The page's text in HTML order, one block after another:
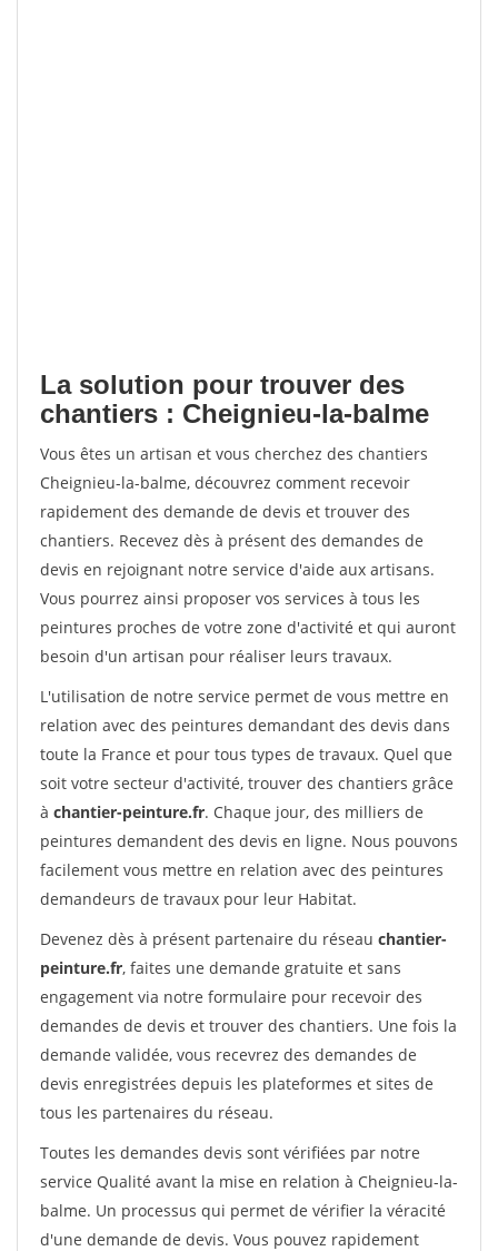
La solution pour trouver des
chantiers : Cheignieu-la-balme
Vous êtes un artisan et vous cherchez des chantiers
Cheignieu-la-balme, découvrez comment recevoir
rapidement des demande de devis et trouver des
chantiers. Recevez dès à présent des demandes de
devis en rejoignant notre service d'aide aux artisans.
Vous pourrez ainsi proposer vos services à tous les
peintures proches de votre zone d'activité et qui auront
besoin d'un artisan pour réaliser leurs travaux.
L'utilisation de notre service permet de vous mettre en
relation avec des peintures demandant des devis dans
toute la France et pour tous types de travaux. Quel que
soit votre secteur d'activité, trouver des chantiers grâce
à chantier-peinture.fr. Chaque jour, des milliers de
peintures demandent des devis en ligne. Nous pouvons
facilement vous mettre en relation avec des peintures
demandeurs de travaux pour leur Habitat.
Devenez dès à présent partenaire du réseau chantier-
peinture.fr, faites une demande gratuite et sans
engagement via notre formulaire pour recevoir des
demandes de devis et trouver des chantiers. Une fois la
demande validée, vous recevrez des demandes de
devis enregistrées depuis les plateformes et sites de
tous les partenaires du réseau.
Toutes les demandes devis sont vérifiées par notre
service Qualité avant la mise en relation à Cheignieu-la-
balme. Un processus qui permet de vérifier la véracité
d'une demande de devis. Vous pouvez rapidement